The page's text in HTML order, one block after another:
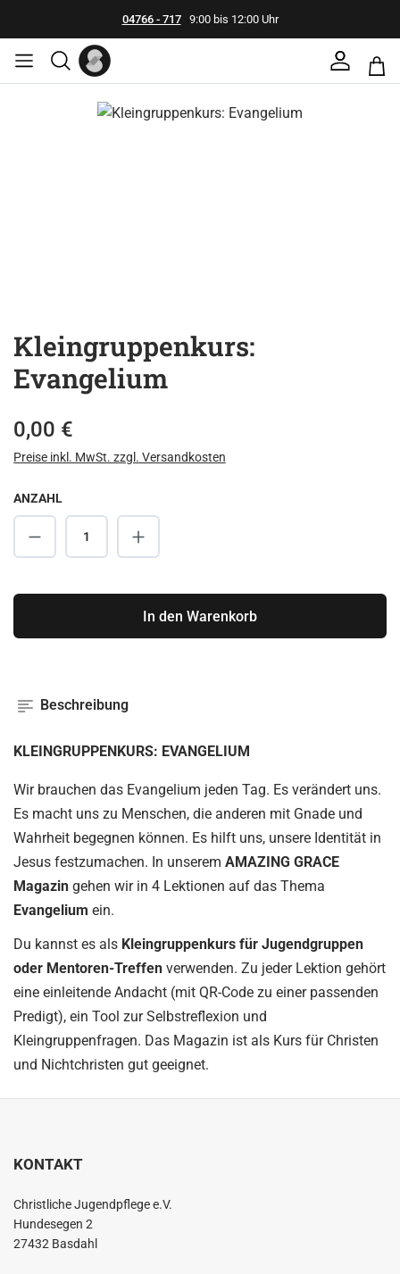
04766 - 7179:00 bis 12:00 Uhr
Bildergalerie überspringen
Kleingruppenkurs:
Evangelium
Regulärer Preis:
0,00 €
Preise inkl. MwSt. zzgl. Versandkosten
ANZAHL
Produkt Anzahl: Gib den gewünschten
In den Warenkorb
Beschreibung
KLEINGRUPPENKURS: EVANGELIUM
Wir brauchen das Evangelium jeden Tag. Es verändert uns.
Es macht uns zu Menschen, die anderen mit Gnade und
Wahrheit begegnen können. Es hilft uns, unsere Identität in
Jesus festzumachen. In unserem AMAZING GRACE
Magazin gehen wir in 4 Lektionen auf das Thema
Evangelium ein.
Du kannst es als Kleingruppenkurs für Jugendgruppen
oder Mentoren-Treffen verwenden. Zu jeder Lektion gehört
eine einleitende Andacht (mit QR-Code zu einer passenden
Predigt), ein Tool zur Selbstreflexion und
Kleingruppenfragen. Das Magazin ist als Kurs für Christen
und Nichtchristen gut geeignet.
KONTAKT
Christliche Jugendpflege e.V.
Hundesegen 2
27432 Basdahl